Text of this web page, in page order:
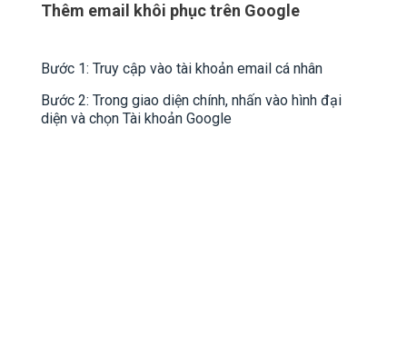
Thêm email khôi phục trên Google
Bước 1: Truy cập vào tài khoản email cá nhân
Bước 2: Trong giao diện chính, nhấn vào hình đại
diện và chọn Tài khoản Google